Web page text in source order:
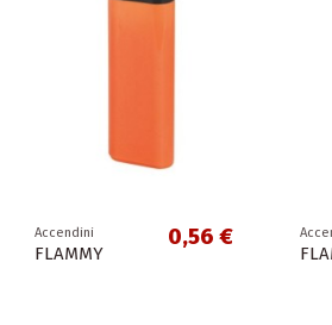
Accendini
FLAMMY
0,56 €